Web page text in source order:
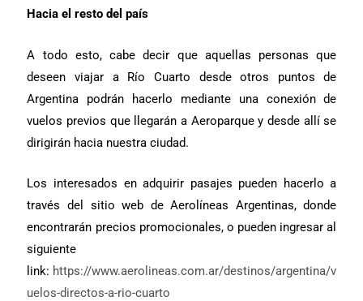
Hacia el resto del país
A todo esto, cabe decir que aquellas personas que
deseen viajar a Río Cuarto desde otros puntos de
Argentina podrán hacerlo mediante una conexión de
vuelos previos que llegarán a Aeroparque y desde allí se
dirigirán hacia nuestra ciudad.
Los interesados en adquirir pasajes pueden hacerlo a
través del sitio web de Aerolíneas Argentinas, donde
encontrarán precios promocionales, o pueden ingresar al
siguiente
link: https://www.aerolineas.com.ar/destinos/argentina/v
uelos-directos-a-rio-cuarto